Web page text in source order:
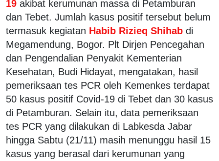
19 akibat kerumunan massa di Petamburan
dan Tebet. Jumlah kasus positif tersebut belum
termasuk kegiatan Habib Rizieq Shihab di
Megamendung, Bogor. Plt Dirjen Pencegahan
dan Pengendalian Penyakit Kementerian
Kesehatan, Budi Hidayat, mengatakan, hasil
pemeriksaan tes PCR oleh Kemenkes terdapat
50 kasus positif Covid-19 di Tebet dan 30 kasus
di Petamburan. Selain itu, data pemeriksaan
tes PCR yang dilakukan di Labkesda Jabar
hingga Sabtu (21/11) masih menunggu hasil 15
kasus yang berasal dari kerumunan yang